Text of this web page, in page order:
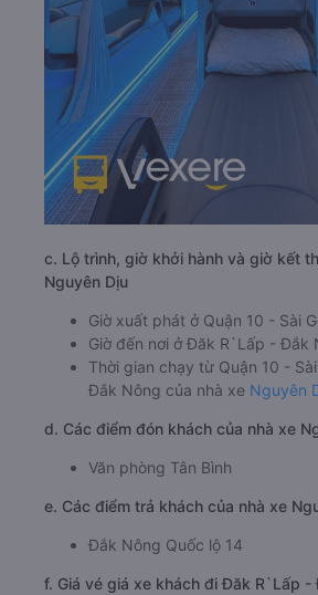
c. Lộ trình, giờ khởi hành và giờ kết
Nguyên Dịu
Giờ xuất phát ở Quận 10 - Sài
Giờ đến nơi ở Đăk R`Lấp - Đắk
Thời gian chạy từ Quận 10 -
Đắk Nông của nhà xe Nguyên
d. Các điểm đón khách của nhà xe
Văn phòng Tân Bình
e. Các điểm trả khách của nhà xe
Đắk Nông Quốc lộ 14
f. Giá vé giá xe khách đi Đăk R`Lấp -